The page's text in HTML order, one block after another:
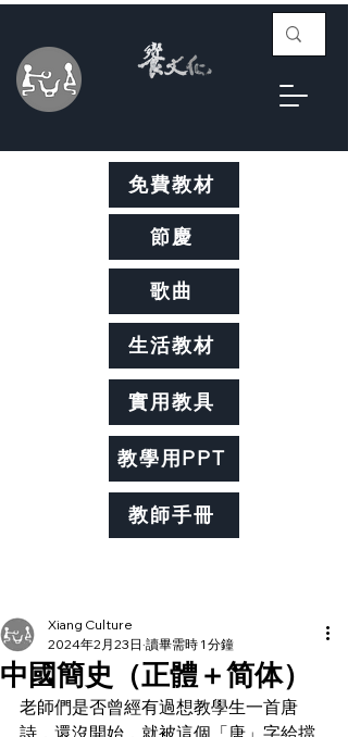
免費教材
實用教具
節慶
生活教材
歌曲
教學用PPT
教師手冊
中國簡史（正體＋简体）
Xiang Culture
2024年2月23日 讀畢需時 1 分鐘
老師們是否曾經有過想教學生一首唐
詩，還沒開始，就被這個「唐」字給擋